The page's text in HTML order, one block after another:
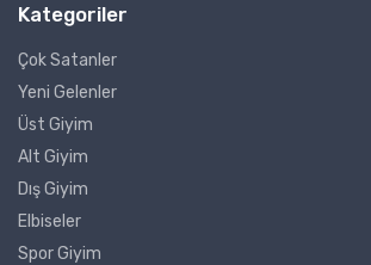
Kategoriler
Çok Satanler
Yeni Gelenler
Üst Giyim
Alt Giyim
Dış Giyim
Elbiseler
Spor Giyim